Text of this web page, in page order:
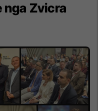
nga Zvicra